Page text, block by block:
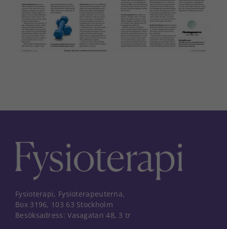
Fysioterapi, Fysioterapeuterna,
Box 3196, 103 63 Stockholm
Besöksadress: Vasagatan 48, 3 tr